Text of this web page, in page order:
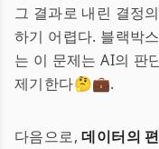
그 결과로 내린 결정
하기 어렵다. 블랙박
는 이 문제는 AI의 판
제기한다🤔💼.
다음으로,데이터의